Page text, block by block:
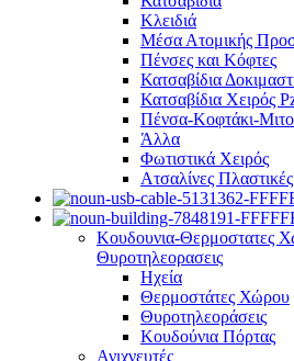
Κλειδιά
Μέσα Ατομικής
Πένσες και Κόφτες
Κατσαβίδια
Κατσαβίδια Χειρός
Πένσα-Κοφτάκι-
Άλλα
Φωτιστικά Χειρός
Ατσαλίνες Πλαστικές
Κουδουνια-Θερμοστατες
Θυροτηλεορασεις
Ηχεία
Θερμοστάτες Χώρου
Θυροτηλεοράσεις
Κουδούνια Πόρτας
Ανιχνευτές